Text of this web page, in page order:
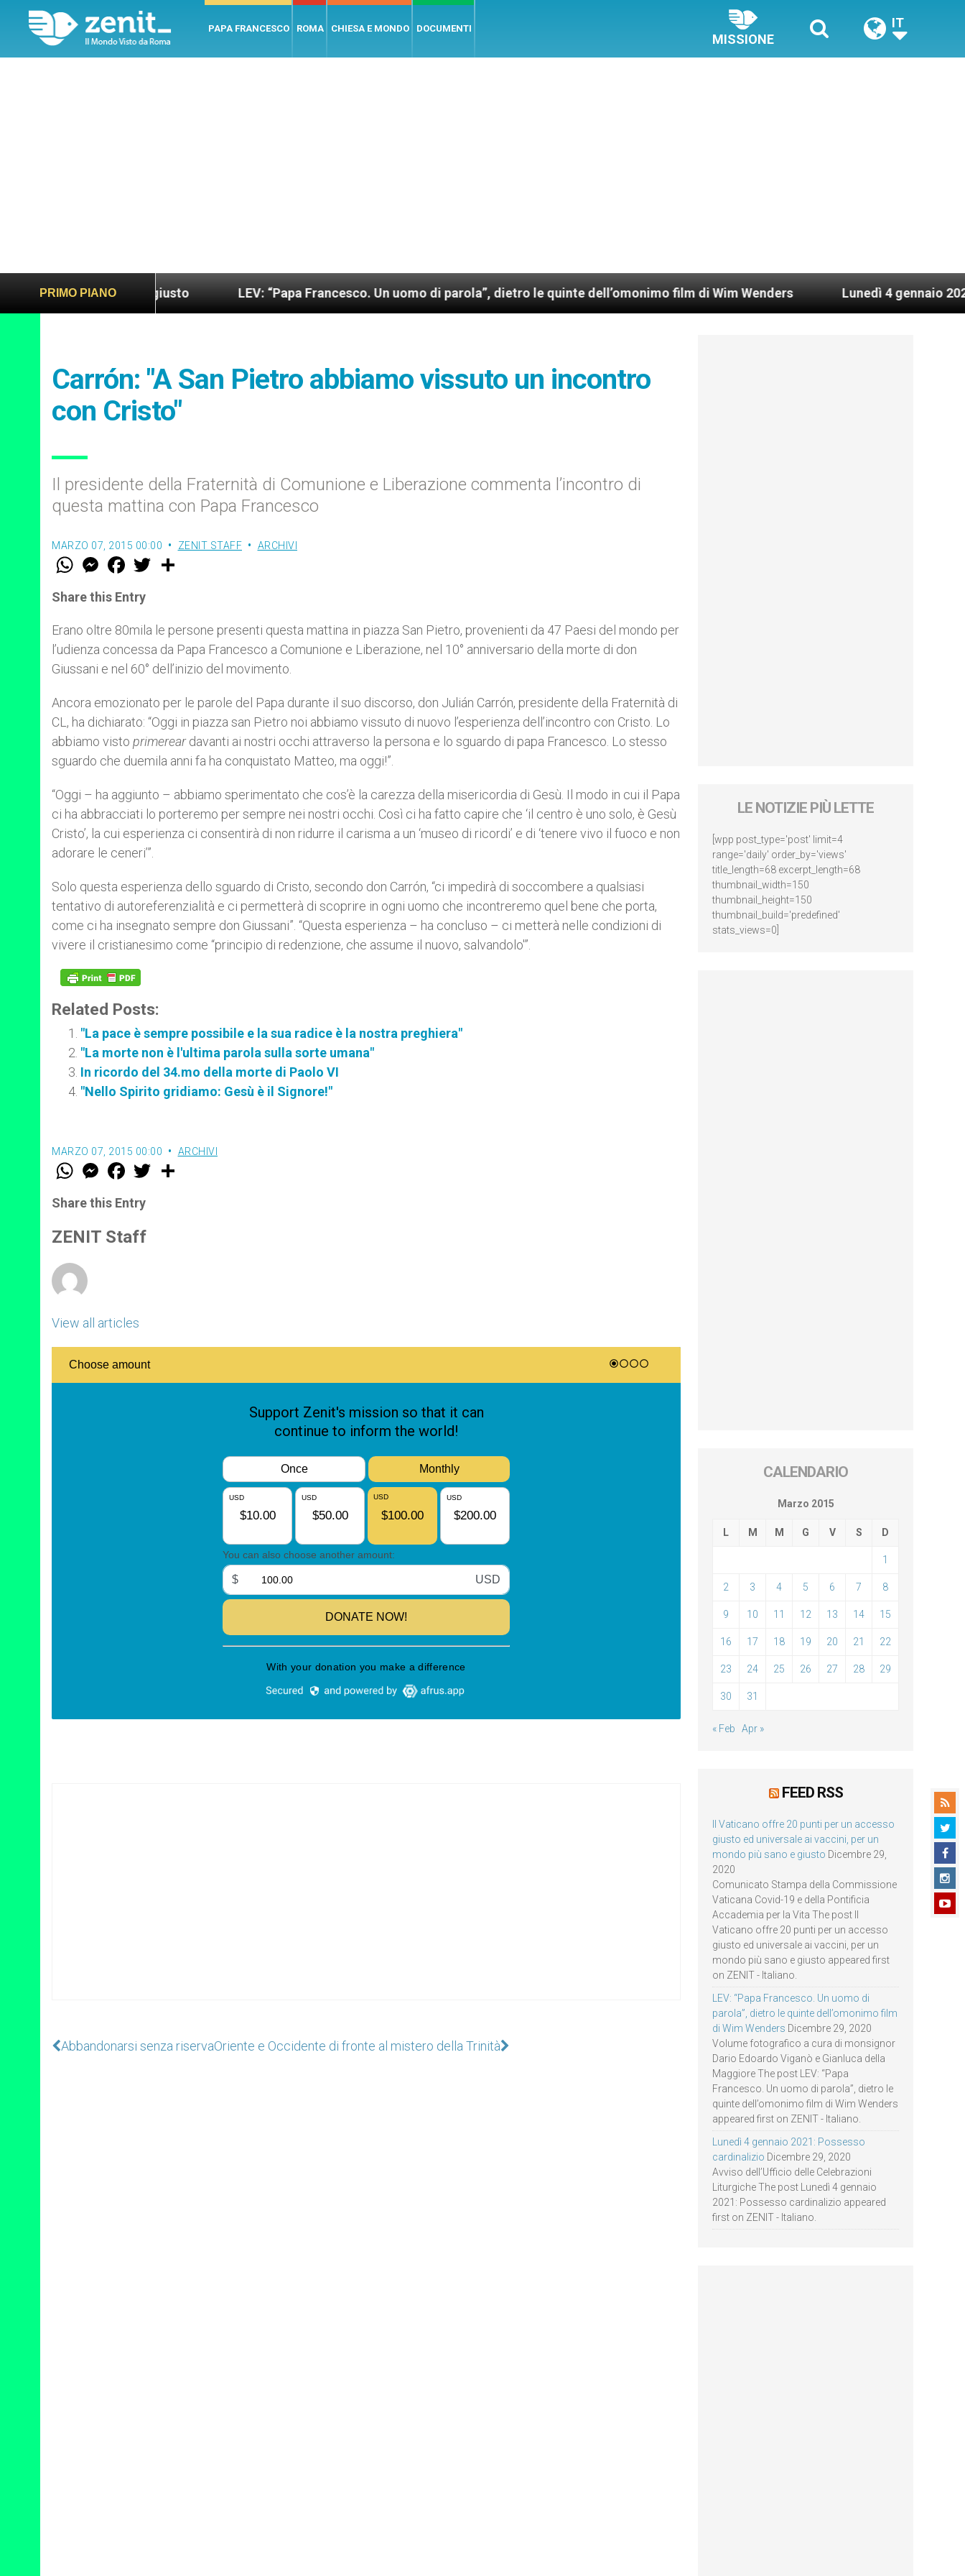
PAPA FRANCESCO ROMA CHIESA E MONDO DOCUMENTI
MISSIONE
IT
PRIMO PIANO
più sano e giusto LEV: “Papa Francesco. Un uomo di parola”, dietro le quinte dell’omonimo film di Wim Wenders Lunedì 4 gennaio 2021:
Carrón: "A San Pietro abbiamo vissuto un incontro
con Cristo"
Il presidente della Fraternità di Comunione e Liberazione commenta l’incontro di
questa mattina con Papa Francesco
MARZO 07, 2015 00:00 ZENIT STAFF ARCHIVI
W
t
s
p
p
M
e
s
e
g
e
r
F
a
e
b
o
k
w
r
Share this Entry
Erano oltre 80mila le persone presenti questa mattina in piazza San Pietro, provenienti da 47 Paesi del mondo per
l’udienza concessa da Papa Francesco a Comunione e Liberazione, nel 10° anniversario della morte di don
Giussani e nel 60° dell’inizio del movimento.
Ancora emozionato per le parole del Papa durante il suo discorso, don Julián Carrón, presidente della Fraternità di
CL, ha dichiarato: “Oggi in piazza san Pietro noi abbiamo vissuto di nuovo l’esperienza dell’incontro con Cristo. Lo
abbiamo visto primereardavanti ai nostri occhi attraverso la persona e lo sguardo di papa Francesco. Lo stesso
sguardo che duemila anni fa ha conquistato Matteo, ma oggi!”.
“Oggi – ha aggiunto – abbiamo sperimentato che cos’è la carezza della misericordia di Gesù. Il modo in cui il Papa
ci ha abbracciati lo porteremo per sempre nei nostri occhi. Così ci ha fatto capire che ‘il centro è uno solo, è Gesù
Cristo’, la cui esperienza ci consentirà di non ridurre il carisma a un ‘museo di ricordi’ e di ‘tenere vivo il fuoco e non
adorare le ceneri’”.
Solo questa esperienza dello sguardo di Cristo, secondo don Carrón, “ci impedirà di soccombere a qualsiasi
tentativo di autoreferenzialità e ci permetterà di scoprire in ogni uomo che incontreremo quel bene che porta,
come ci ha insegnato sempre don Giussani”. “Questa esperienza – ha concluso – ci metterà nelle condizioni di
vivere il cristianesimo come “principio di redenzione, che assume il nuovo, salvandolo'”.
Related Posts:
"La pace è sempre possibile e la sua radice è la nostra preghiera"
"La morte non è l'ultima parola sulla sorte umana"
In ricordo del 34.mo della morte di Paolo VI
"Nello Spirito gridiamo: Gesù è il Signore!"
MARZO 07, 2015 00:00 ARCHIVI
W
t
s
p
p
M
e
s
e
g
e
F
a
e
b
o
k
w
Share this Entry
ZENIT Staff
View all articles
Abbandonarsi senza riservaOriente e Occidente di fronte al mistero della Trinità
LE NOTIZIE PIÙ LETTE
[wpp post_type='post' limit=4
range='daily' order_by='views'
title_length=68 excerpt_length=68
thumbnail_width=150
thumbnail_height=150
thumbnail_build='predefined'
stats_views=0]
CALENDARIO
Marzo 2015
L M M G V S D
1
2 3 4 5 6 7 8
9 10 11 12 13 14 15
16 17 18 19 20 21 22
23 24 25 26 27 28 29
30 31
« Feb Apr »
FEED RSS
Il Vaticano offre 20 punti per un accesso
giusto ed universale ai vaccini, per un
mondo più sano e giusto Dicembre 29,
2020
Comunicato Stampa della Commissione
Vaticana Covid-19 e della Pontificia
Accademia per la Vita The post Il
Vaticano offre 20 punti per un accesso
giusto ed universale ai vaccini, per un
mondo più sano e giusto appeared first
on ZENIT - Italiano.
LEV: “Papa Francesco. Un uomo di
parola”, dietro le quinte dell’omonimo film
di Wim Wenders Dicembre 29, 2020
Volume fotografico a cura di monsignor
Dario Edoardo Viganò e Gianluca della
Maggiore The post LEV: “Papa
Francesco. Un uomo di parola”, dietro le
quinte dell’omonimo film di Wim Wenders
appeared first on ZENIT - Italiano.
Lunedì 4 gennaio 2021: Possesso
cardinalizio Dicembre 29, 2020
Avviso dell’Ufficio delle Celebrazioni
Liturgiche The post Lunedì 4 gennaio
2021: Possesso cardinalizio appeared
first on ZENIT - Italiano.